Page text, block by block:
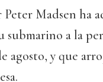
Madsen ha
submarino a la
agosto, y que